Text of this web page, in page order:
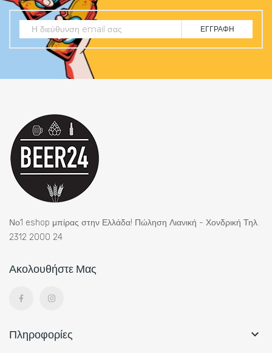
ΕΓΓΡΑΦΉ
Νο1 eshop μπίρας στην Ελλάδα! Πώληση Λιανική - Χονδρική Τηλ.
2312 2000 24
Ακολουθήστε Μας
Πληροφορίες 